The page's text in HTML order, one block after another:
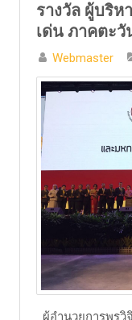
รางวัล ผู้บริห
เด่น ภาคตะวั
Webmaster
ผู้อำนวยการพร